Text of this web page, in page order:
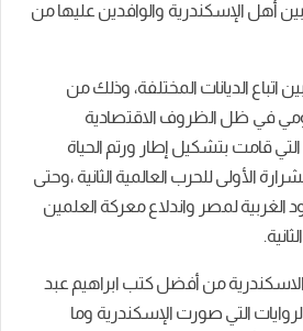
أهل الإسكندرية والوافدين عليها من
اتباع الديانات المختلفة، وذلك من
في ظل الظروف الاقتصادية
قامت بتشكيل إطار ورتم الحياة
الأولى للحرب العالمية الثانية ،وحتى
الغربية لمصر واندلاع معركة العلمين
الاسكندرية من أفضل كتب ابراهيم عبد
التي صورت الإسكندرية وما